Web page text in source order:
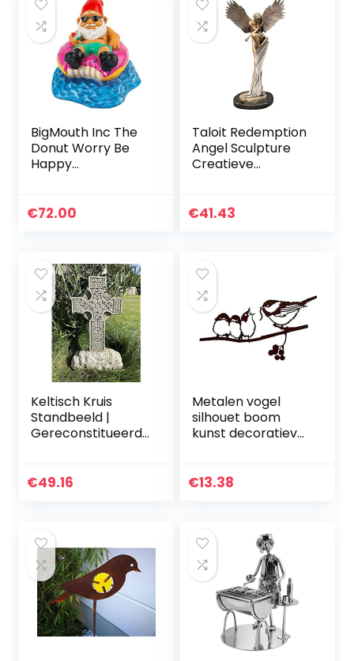
BigMouth Inc The
Donut Worry Be
Happy
€72.00
Taloit Redemption
Angel Sculpture
Creatieve
Outdoor Thuis
€41.43
Keltisch Kruis
Standbeeld |
Gereconstitueerd
Ornament Decor
€49.16
Metalen vogel
silhouet boom
kunst decoratieve
decoratie op
€13.38